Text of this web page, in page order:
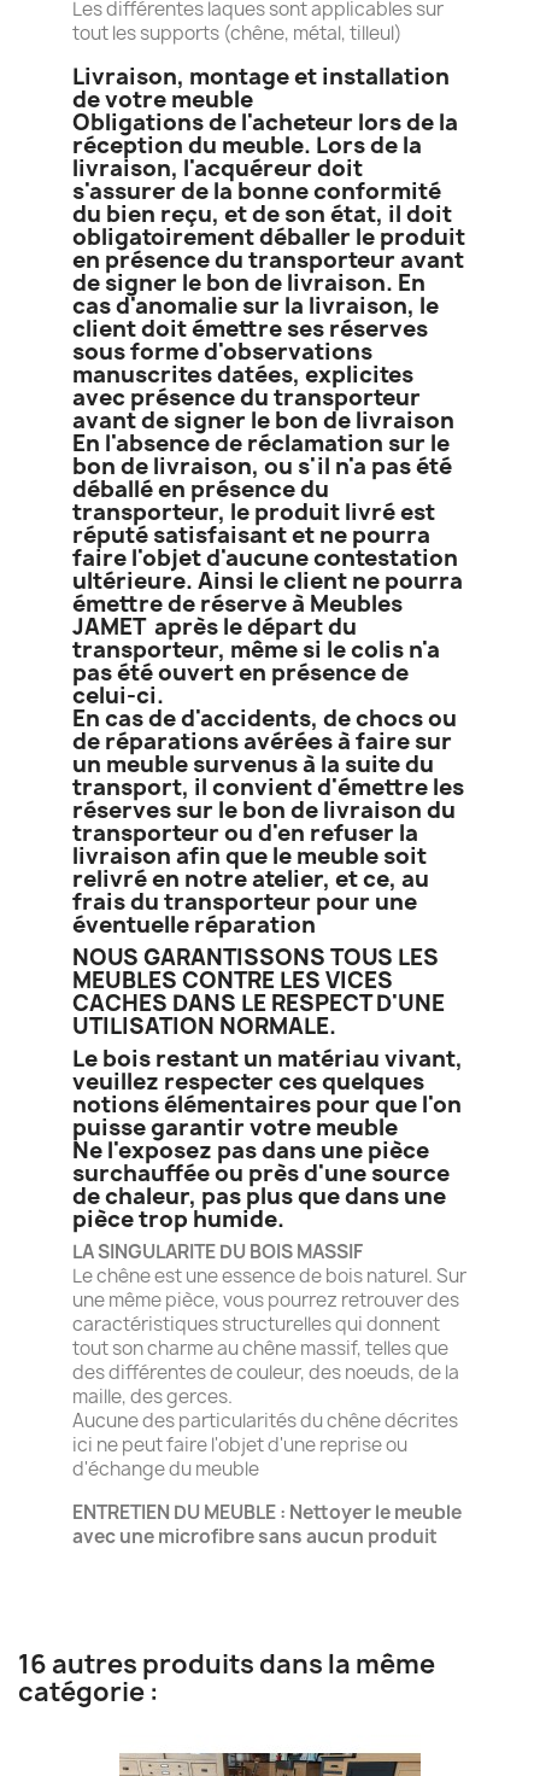
Les différentes laques sont applicables sur
tout les supports (chêne, métal, tilleul)
Livraison, montage et installation
de votre meuble
Obligations de l'acheteur lors de la
réception du meuble. Lors de la
livraison, l'acquéreur doit
s'assurer de la bonne conformité
du bien reçu, et de son état, il doit
obligatoirement déballer le produit
en présence du transporteur avant
de signer le bon de livraison. En
cas d'anomalie sur la livraison, le
client doit émettre ses réserves
sous forme d'observations
manuscrites datées, explicites
avec présence du transporteur
avant de signer le bon de livraison
En l'absence de réclamation sur le
bon de livraison, ou s'il n'a pas été
déballé en présence du
transporteur, le produit livré est
réputé satisfaisant et ne pourra
faire l'objet d'aucune contestation
ultérieure. Ainsi le client ne pourra
émettre de réserve à Meubles
JAMET après le départ du
transporteur, même si le colis n'a
pas été ouvert en présence de
celui-ci.
En cas de d'accidents, de chocs ou
de réparations avérées à faire sur
un meuble survenus à la suite du
transport, il convient d'émettre les
réserves sur le bon de livraison du
transporteur ou d'en refuser la
livraison afin que le meuble soit
relivré en notre atelier, et ce, au
frais du transporteur pour une
éventuelle réparation
NOUS GARANTISSONS TOUS LES
MEUBLES CONTRE LES VICES
CACHES DANS LE RESPECT D'UNE
UTILISATION NORMALE.
Le bois restant un matériau vivant,
veuillez respecter ces quelques
notions élémentaires pour que l'on
puisse garantir votre meuble
Ne l'exposez pas dans une pièce
surchauffée ou près d'une source
de chaleur, pas plus que dans une
pièce trop humide.
LA SINGULARITE DU BOIS MASSIF
Le chêne est une essence de bois naturel. Sur
une même pièce, vous pourrez retrouver des
caractéristiques structurelles qui donnent
tout son charme au chêne massif, telles que
des différentes de couleur, des noeuds, de la
maille, des gerces.
Aucune des particularités du chêne décrites
ici ne peut faire l'objet d'une reprise ou
d'échange du meuble
ENTRETIEN DU MEUBLE : Nettoyer le meuble
avec une microfibre sans aucun produit
16 autres produits dans la même
catégorie :